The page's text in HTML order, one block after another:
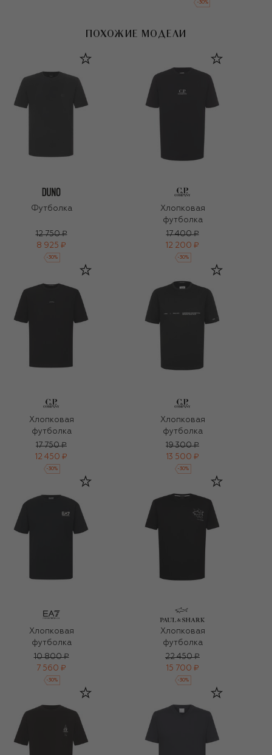
-30%
ПОХОЖИЕ МОДЕЛИ
Футболка
12 750 ₽
8 925 ₽
-30%
Хлопковая
футболка
17 400 ₽
12 200 ₽
-30%
Хлопковая
футболка
17 750 ₽
12 450 ₽
-30%
Хлопковая
футболка
19 300 ₽
13 500 ₽
-30%
Хлопковая
футболка
10 800 ₽
7 560 ₽
-30%
Хлопковая
футболка
22 450 ₽
15 700 ₽
-30%